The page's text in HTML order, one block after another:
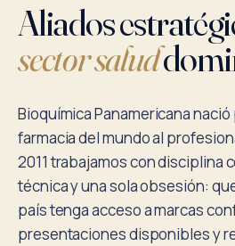
Aliados
sector salud
Bioquímica Panamericana
farmacia del mundo al
2011 trabajamos con disciplina
técnica y una sola obsesión:
país tenga acceso a marcas
presentaciones disponibles y